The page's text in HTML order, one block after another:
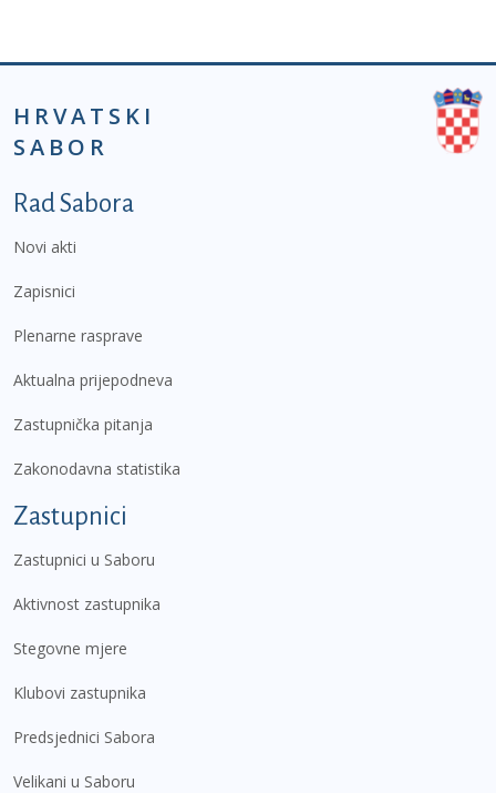
HRVATSKI
SABOR
Podnožje prvi izbornik
Rad Sabora
Novi akti
Zapisnici
Plenarne rasprave
Aktualna prijepodneva
Zastupnička pitanja
Zakonodavna statistika
Zastupnici
Zastupnici u Saboru
Aktivnost zastupnika
Stegovne mjere
Klubovi zastupnika
Predsjednici Sabora
Velikani u Saboru